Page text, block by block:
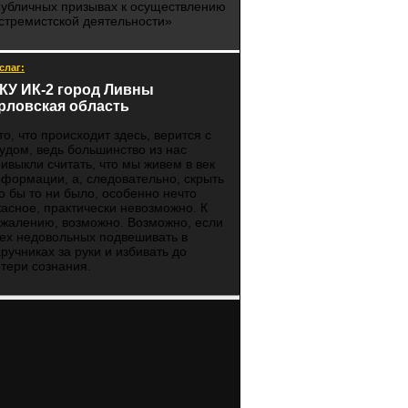
призывах к осуществлению
деятельности»
ИК-2 город Ливны
область
что происходит здесь, верится с
ведь большинство из нас
считать, что мы живем в век
а, следовательно, скрыть
бы то ни было, особенно нечто
практически невозможно. К
возможно. Возможно, если
недовольных подвешивать в
за руки и избивать до
сознания.